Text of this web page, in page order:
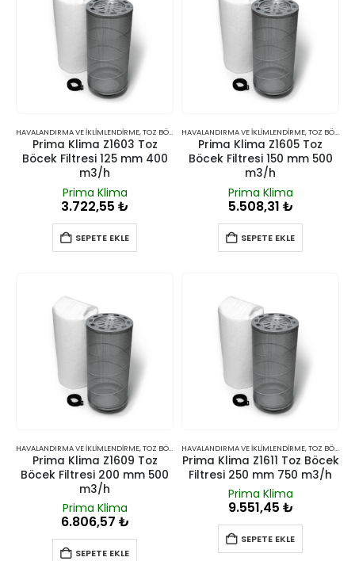
HAVALANDIRMA VE İKLIMLENDIRME,TOZ BÖCEK ÖNLEYICI GIRIŞ FILTRELERI
Prima Klima Z1603 Toz
Böcek Filtresi 125 mm 400
m3/h
Prima Klima
3.722,55 ₺
SEPETE EKLE
HAVALANDIRMA VE İKLIMLENDIRME,TOZ BÖCEK ÖNLEYICI GIRIŞ FILTRELERI
Prima Klima Z1605 Toz
Böcek Filtresi 150 mm 500
m3/h
Prima Klima
5.508,31 ₺
SEPETE EKLE
HAVALANDIRMA VE İKLIMLENDIRME,TOZ BÖCEK ÖNLEYICI GIRIŞ FILTRELERI
Prima Klima Z1609 Toz
Böcek Filtresi 200 mm 500
m3/h
Prima Klima
6.806,57 ₺
SEPETE EKLE
HAVALANDIRMA VE İKLIMLENDIRME,TOZ BÖCEK ÖNLEYICI GIRIŞ FILTRELERI
Prima Klima Z1611 Toz Böcek
Filtresi 250 mm 750 m3/h
Prima Klima
9.551,45 ₺
SEPETE EKLE